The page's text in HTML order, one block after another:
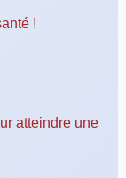
!
atteindre une